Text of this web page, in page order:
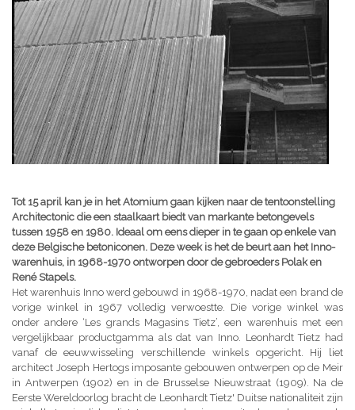
Tot 15 april kan je in het Atomium gaan kijken naar de tentoonstelling
Architectonic die een staalkaart biedt van markante betongevels
tussen 1958 en 1980. Ideaal om eens dieper in te gaan op enkele van
deze Belgische betoniconen. Deze week is het de beurt aan het Inno-
warenhuis, in 1968-1970 ontworpen door de gebroeders Polak en
René Stapels.
Het warenhuis Inno werd gebouwd in 1968-1970, nadat een brand de
vorige winkel in 1967 volledig verwoestte. Die vorige winkel was
onder andere ‘Les grands Magasins Tietz’, een warenhuis met een
vergelijkbaar productgamma als dat van Inno. Leonhardt Tietz had
vanaf de eeuwwisseling verschillende winkels opgericht. Hij liet
architect Joseph Hertogs imposante gebouwen ontwerpen op de Meir
in Antwerpen (1902) en in de Brusselse Nieuwstraat (1909). Na de
Eerste Wereldoorlog bracht de Leonhardt Tietz' Duitse nationaliteit zijn